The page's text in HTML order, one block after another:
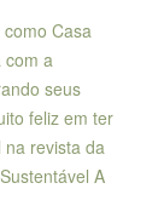
Casa
com a
seus
feliz em ter
na revista da
A